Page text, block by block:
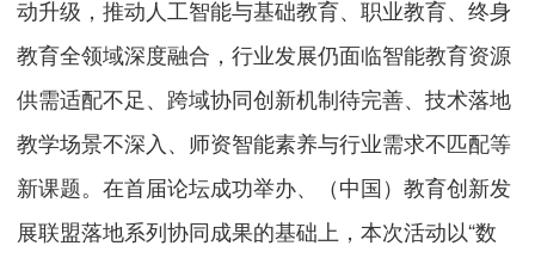
动升级，推动人工智能与基础教育、职业教育、终身
教育全领域深度融合，行业发展仍面临智能教育资源
供需适配不足、跨域协同创新机制待完善、技术落地
教学场景不深入、师资智能素养与行业需求不匹配等
新课题。在首届论坛成功举办、（中国）教育创新发
展联盟落地系列协同成果的基础上，本次活动以“数